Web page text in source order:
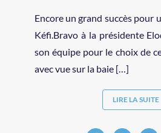
Encore un grand succès pour
Kéfi.Bravo à la présidente
son équipe pour le choix de
avec vue sur la baie […]
LIRE LA SUITE